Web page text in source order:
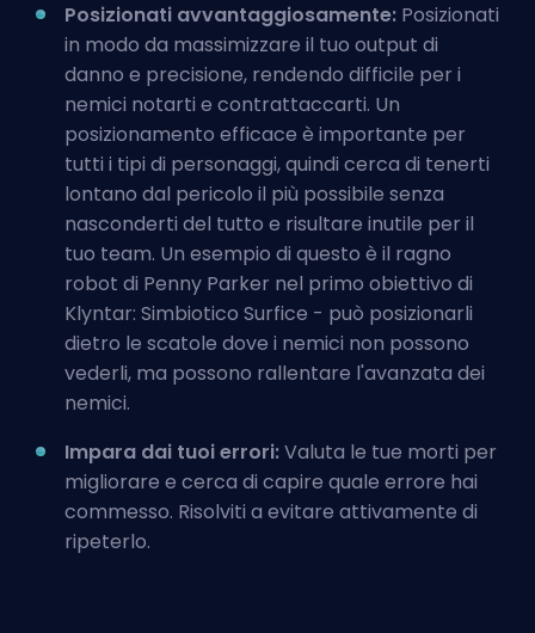
Posizionati avvantaggiosamente: Posizionati
in modo da massimizzare il tuo output di
danno e precisione, rendendo difficile per i
nemici notarti e contrattaccarti. Un
posizionamento efficace è importante per
tutti i tipi di personaggi, quindi cerca di tenerti
lontano dal pericolo il più possibile senza
nasconderti del tutto e risultare inutile per il
tuo team. Un esempio di questo è il ragno
robot di Penny Parker nel primo obiettivo di
Klyntar: Simbiotico Surfice - può posizionarli
dietro le scatole dove i nemici non possono
vederli, ma possono rallentare l'avanzata dei
nemici.
Impara dai tuoi errori:Valuta le tue morti per
migliorare e cerca di capire quale errore hai
commesso. Risolviti a evitare attivamente di
ripeterlo.